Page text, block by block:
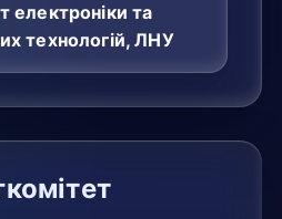
електроніки та
технологій, ЛНУ